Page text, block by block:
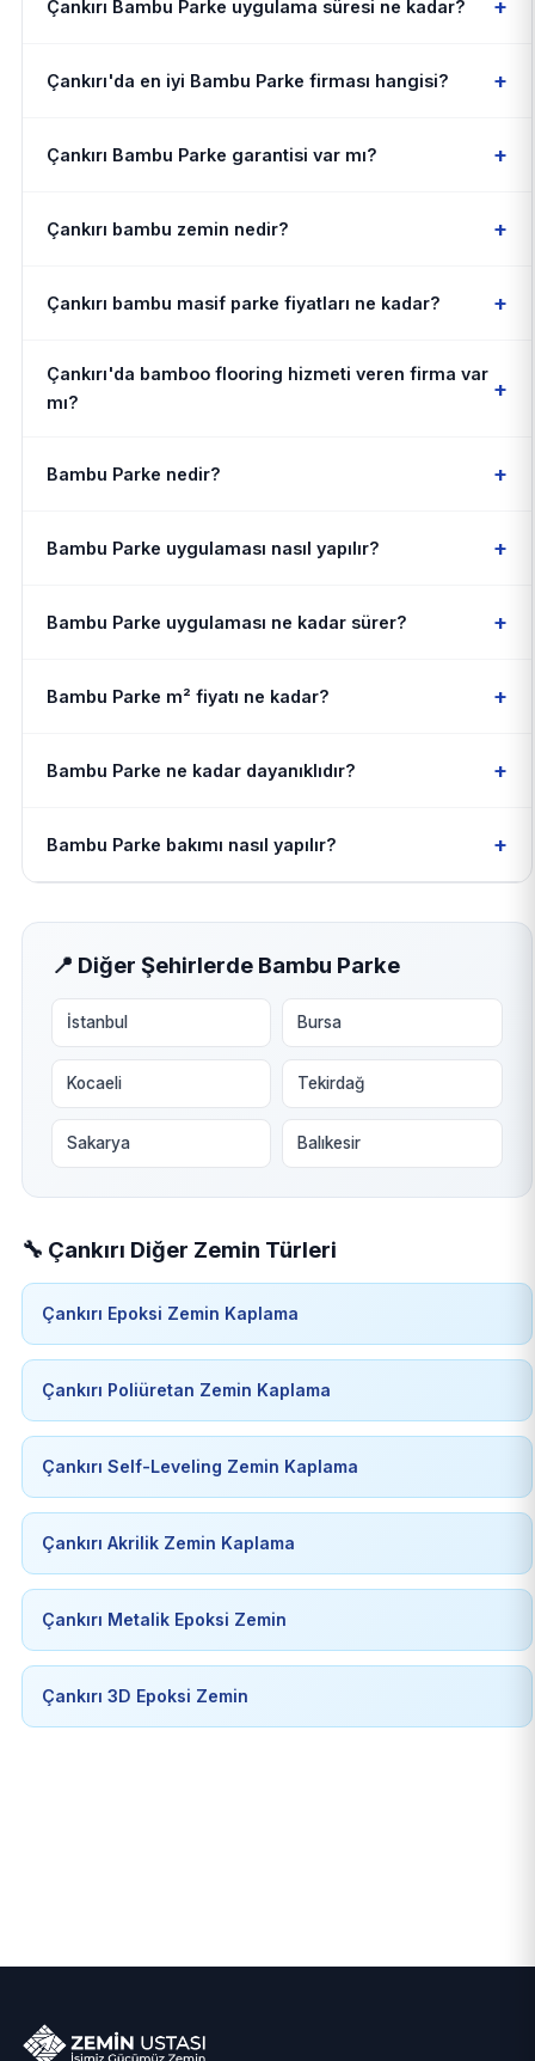
Çankırı Bambu Parke uygulama süresi ne kadar? +
Çankırı'da en iyi Bambu Parke firması hangisi? +
Çankırı Bambu Parke garantisi var mı? +
Çankırı bambu zemin nedir? +
Çankırı bambu masif parke fiyatları ne kadar? +
Çankırı'da bamboo flooring hizmeti veren firma var
mı?
+
Bambu Parke nedir? +
Bambu Parke uygulaması nasıl yapılır? +
Bambu Parke uygulaması ne kadar sürer? +
Bambu Parke m² fiyatı ne kadar? +
Bambu Parke ne kadar dayanıklıdır? +
Bambu Parke bakımı nasıl yapılır? +
📍 Diğer Şehirlerde Bambu Parke
İstanbul Bursa
Kocaeli Tekirdağ
Sakarya Balıkesir
🔧 Çankırı Diğer Zemin Türleri
Çankırı Epoksi Zemin Kaplama
Çankırı Poliüretan Zemin Kaplama
Çankırı Self-Leveling Zemin Kaplama
Çankırı Akrilik Zemin Kaplama
Çankırı Metalik Epoksi Zemin
Çankırı 3D Epoksi Zemin